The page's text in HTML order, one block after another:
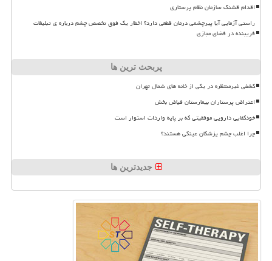
اقدام قشنگ سازمان نظام پرستاری
راستی آزمایی آیا پیرچشمی درمان قطعی دارد؟ اخطار یک فوق تخصص چشم درباره ی تبلیغات
فریبنده در فضای مجازی
پربحث ترین ها
کشفی غیرمنتظره در یکی از خانه های شمال تهران
اعتراض پرستاران بیمارستان فیاض بخش
خودکفایی دارویی موفقیتی که بر پایه واردات استوار است
چرا اغلب چشم پزشکان عینکی هستند؟
جدیدترین ها